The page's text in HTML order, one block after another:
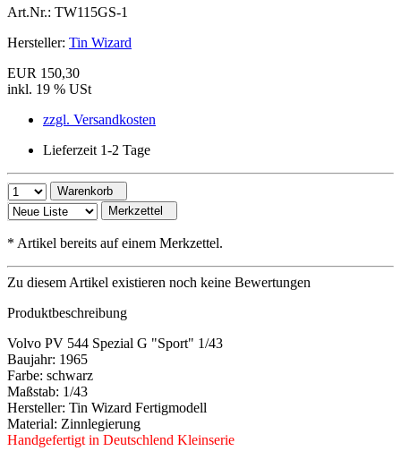
Art.Nr.: TW115GS-1
Hersteller: Tin Wizard
EUR 150,30
inkl. 19 % USt
zzgl. Versandkosten
Lieferzeit 1-2 Tage
Warenkorb
Merkzettel
* Artikel bereits auf einem Merkzettel.
Zu diesem Artikel existieren noch keine Bewertungen
Produktbeschreibung
Volvo PV 544 Spezial G "Sport" 1/43
Baujahr: 1965
Farbe: schwarz
Maßstab: 1/43
Hersteller: Tin Wizard Fertigmodell
Material: Zinnlegierung
Handgefertigt in Deutschlend Kleinserie